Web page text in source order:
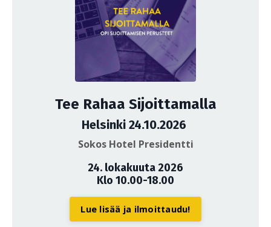
Tee Rahaa Sijoittamalla
Helsinki 24.10.2026
Sokos Hotel Presidentti
24. lokakuuta 2026
Klo 10.00-18.00
Lue lisää ja ilmoittaudu!